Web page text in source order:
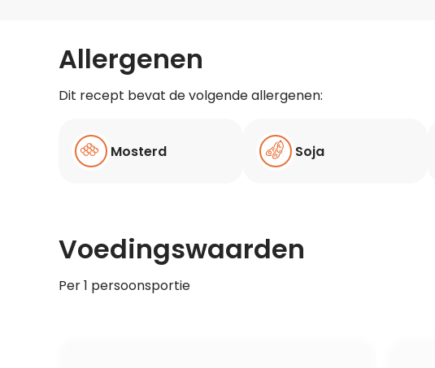
Allergenen
Dit recept bevat de volgende allergenen:
Mosterd Soja
Voedingswaarden
Per 1 persoonsportie